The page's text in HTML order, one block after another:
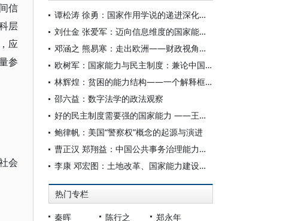
信
层
应
参
会
谭松涛 徐勇：国家作用学说的递进深化：职能、能力与功能
刘仕金 张爱军：迈向信息维度的国家能力建构：因由寻绎、路径选择与原则遵循
邓涵之 熊易寒：走出欧洲——财政视角下的国家构建与政治发展
欧树军：国家能力与民主制度：兼论中国式现代化的世界意义
林辉煌：贫困的能力结构——一个解释框架
邵六益：数字法学的政法观察
好的民主制度需要强的国家能力 ——王绍光民主研究访谈录
鲍律帆：美国“警察权”概念的起源与演进
曹正汉 郑翔益：中国公共事务治理能力的强与弱
李康 邓宏图：土地改革、国家能力建设与工业化资本积累
热门专栏
秦晖 陈行之
郑永年